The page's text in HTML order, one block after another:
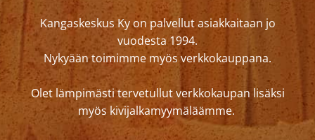
Kangaskeskus Ky on palvellut asiakkaitaan jo
vuodesta 1994.
Nykyään toimimme myös verkkokauppana.
Olet lämpimästi tervetullut verkkokaupan lisäksi
myös kivijalkamyymäläämme.